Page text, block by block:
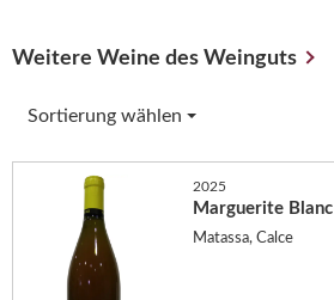
Weitere Weine des Weinguts
Sortierung wählen
2025
Marguerite Blanc
Matassa, Calce